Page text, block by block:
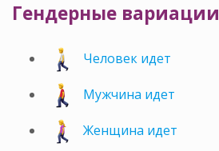
Гендерные вариации
Человек идет
Мужчина идет
Женщина идет